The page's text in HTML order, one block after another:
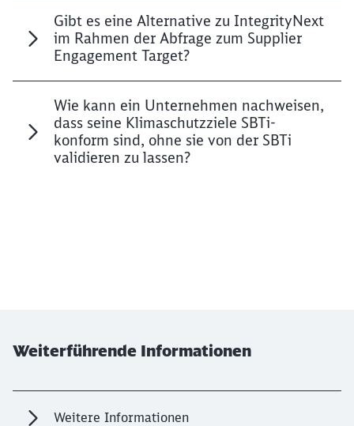
Gibt es eine Alternative zu IntegrityNext
im Rahmen der Abfrage zum Supplier
Engagement Target?
Wie kann ein Unternehmen nachweisen,
dass seine Klimaschutzziele SBTi-
konform sind, ohne sie von der SBTi
validieren zu lassen?
Weiterführende Informationen
Weitere Informationen